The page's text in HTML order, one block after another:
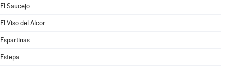
El Saucejo
El Viso del Alcor
Espartinas
Estepa